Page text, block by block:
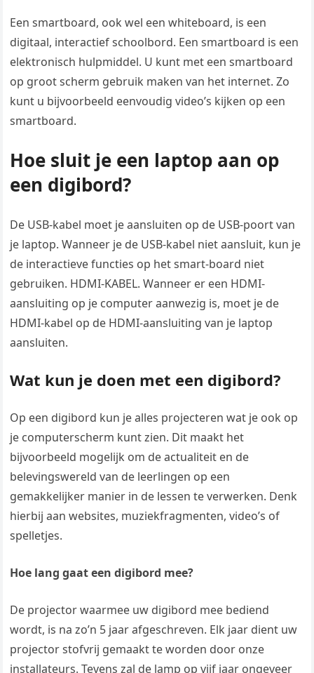
Een smartboard, ook wel een whiteboard, is een
digitaal, interactief schoolbord. Een smartboard is een
elektronisch hulpmiddel. U kunt met een smartboard
op groot scherm gebruik maken van het internet. Zo
kunt u bijvoorbeeld eenvoudig video’s kijken op een
smartboard.
Hoe sluit je een laptop aan op
een digibord?
De USB-kabel moet je aansluiten op de USB-poort van
je laptop. Wanneer je de USB-kabel niet aansluit, kun je
de interactieve functies op het smart-board niet
gebruiken. HDMI-KABEL. Wanneer er een HDMI-
aansluiting op je computer aanwezig is, moet je de
HDMI-kabel op de HDMI-aansluiting van je laptop
aansluiten.
Wat kun je doen met een digibord?
Op een digibord kun je alles projecteren wat je ook op
je computerscherm kunt zien. Dit maakt het
bijvoorbeeld mogelijk om de actualiteit en de
belevingswereld van de leerlingen op een
gemakkelijker manier in de lessen te verwerken. Denk
hierbij aan websites, muziekfragmenten, video’s of
spelletjes.
Hoe lang gaat een digibord mee?
De projector waarmee uw digibord mee bediend
wordt, is na zo’n 5 jaar afgeschreven. Elk jaar dient uw
projector stofvrij gemaakt te worden door onze
installateurs. Tevens zal de lamp op vijf jaar ongeveer